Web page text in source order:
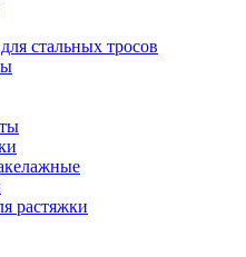
стальных тросов
растяжки